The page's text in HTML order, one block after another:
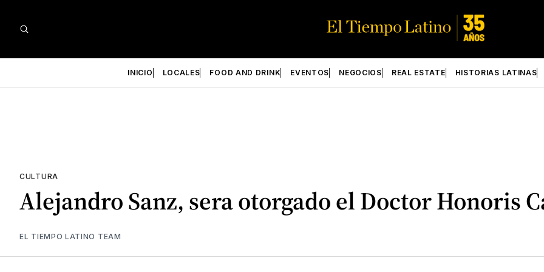
INICIO LOCALES FOOD AND DRINK EVENTOS NEGOCIOS REAL ESTATE HISTORIAS LATINAS
CULTURA
Alejandro Sanz, sera otorgado el Doctor Honoris
EL TIEMPO LATINO TEAM